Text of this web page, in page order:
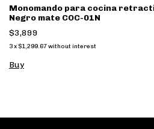
Monomando para cocina
Negro mate COC-01N
$3,899
3x $1,299.67without interest